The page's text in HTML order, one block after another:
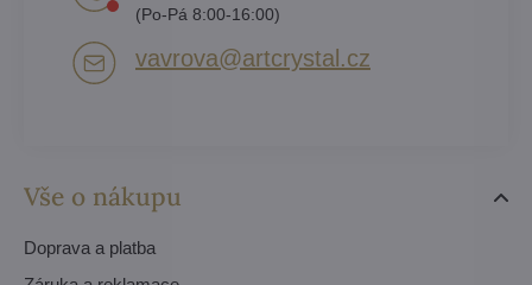
Vše o nákupu
Doprava a platba
(Po-Pá 8:00-16:00)
vavrova​@artcrystal​.cz